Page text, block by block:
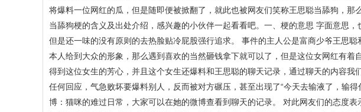
将爆料一位网红的瓜，但是随即便被掀翻了，就此也被网友们笑称王思聪当舔狗，
当舔狗梗的含义及出处介绍，感兴趣的小伙伴一起看看吧。一、梗的意思 字面意思
但是还一味的没有原则的去热脸贴冷屁股强行追求。 事件的主人公是富商少爷王思
本人给到大众的形象，那么遇到喜欢的当然砸钱拿下就可以了，但是这位女网红有
得到这位女生的芳心，并且这个女生还爆料和王思聪的聊天记录，通过聊天的内容
任何回应，气急败坏要爆料别人，反而被对方碾压，甚至出现了“今天去输液了，输
博：猫咪的难过日常，大家可以在她的微博查看到聊天的记录。 对此网友们的态度